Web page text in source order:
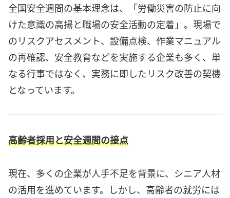
全国安全週間の基本理念は、「労働災害の防止に向
けた意識の高揚と職場の安全活動の定着」。現場で
のリスクアセスメント、設備点検、作業マニュアル
の再確認、安全教育などを実施する企業も多く、単
なる行事ではなく、実務に即したリスク改善の契機
となっています。
高齢者採用と安全週間の接点
現在、多くの企業が人手不足を背景に、シニア人材
の活用を進めています。しかし、高齢者の就労には